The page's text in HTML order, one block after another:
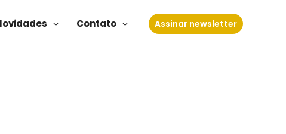
Contato Assinar newsletter